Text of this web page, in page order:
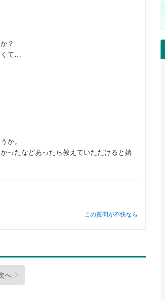
？
くて…
か。
ったなどあったら教えていただけると嬉
この質問が不快なら
へ